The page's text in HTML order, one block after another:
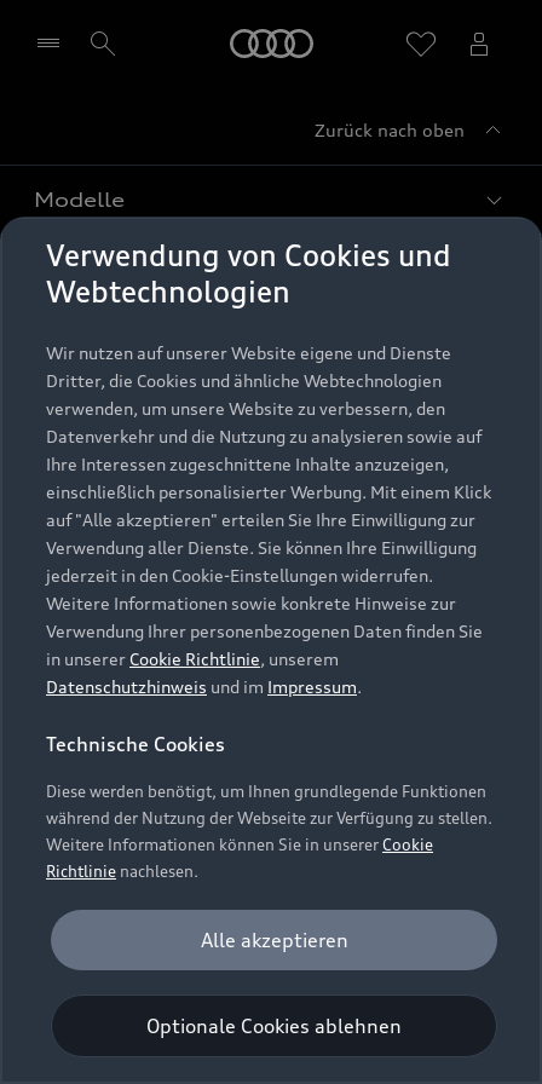
Zurück nach oben
Modelle
Alle Modelle
Elektromodelle
Plug-in-Hybride
Kaufen & leasen
Neuwagensuche
Gebrauchtwagensuche
Gebrauchtwagen
Finanzierung
Aktionen & Angebote
Geschäftskunden
Saisonale Angebote
Audi Services
Garantie
Audi digital services
myAudi
Support
Kundenservice
Händlersuche
Audi Code
Häufige Fragen (FAQ)
Audi Online Beratung
Bordbuch & Bedienungsanleitungen
Verträge kündigen
Vertrag widerrufen
Über Audi
Unternehmen
Karriere
Investor Relations
Presse & Media Center
Datenschutz
Audi erleben
Newsletter
© 2026 AUDI AG. Alle Rechte vorbehalten
Datenschutzinformation
Cookie-Richtlinie
Barrierefreiheit
Digital Services Act
EU Data Act
Embleme am Fahrzeug bei allen Abbildungen auf dieser
Webseite kann abweichen.
Verwendung von Cookies und
Webtechnologien
Wir nutzen auf unserer Website eigene und Dienste
Dritter, die Cookies und ähnliche Webtechnologien
verwenden, um unsere Website zu verbessern, den
Datenverkehr und die Nutzung zu analysieren sowie auf
Ihre Interessen zugeschnittene Inhalte anzuzeigen,
einschließlich personalisierter Werbung. Mit einem Klick
auf "Alle akzeptieren" erteilen Sie Ihre Einwilligung zur
Verwendung aller Dienste. Sie können Ihre Einwilligung
jederzeit in den Cookie-Einstellungen widerrufen.
Weitere Informationen sowie konkrete Hinweise zur
Verwendung Ihrer personenbezogenen Daten finden Sie
in unserer Cookie Richtlinie, unserem
Datenschutzhinweis und im Impressum.
Technische Cookies
Diese werden benötigt, um Ihnen grundlegende Funktionen
während der Nutzung der Webseite zur Verfügung zu stellen.
Weitere Informationen können Sie in unsererCookie
Richtlinie nachlesen.
Analyse und Statistik
Performance Cookies sammeln Informationen
darüber, wie unsere Webseite genutzt wird (z. B.
Anzahl der Besuche, Verweildauer). Diese Cookies
werden zur Optimierung der Webseite verwendet.
Optionale Cookies ablehnen
Alle akzeptieren